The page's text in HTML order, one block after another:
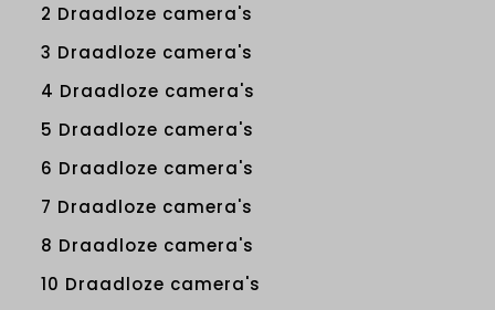
2 Draadloze camera's
3 Draadloze camera's
4 Draadloze camera's
5 Draadloze camera's
6 Draadloze camera's
7 Draadloze camera's
8 Draadloze camera's
10 Draadloze camera's